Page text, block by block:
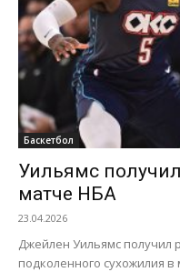
Баскетбол
Уильямс
матче НБА
23.04.2026
Джейлен Уильямс получил
подколенного сухожилия